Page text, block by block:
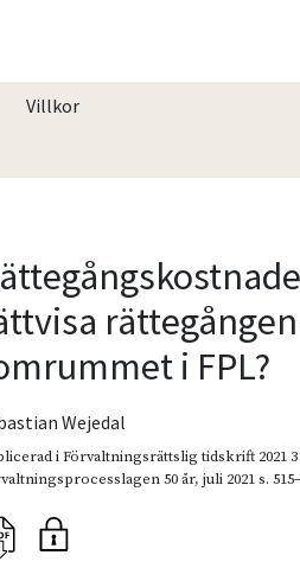
Villkor
i FPL?
Wejedal
iFörvaltningsrättslig tidskrift 2021
50 år,juli 2021s.